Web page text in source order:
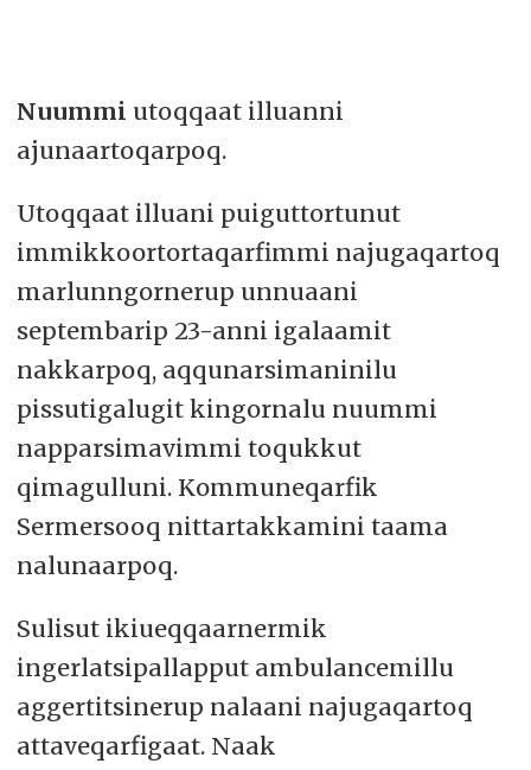
Nuummi utoqqaat illuanni
ajunaartoqarpoq.
Utoqqaat illuani puiguttortunut
immikkoortortaqarfimmi najugaqartoq
marlunngornerup unnuaani
septembarip 23-anni igalaamit
nakkarpoq, aqqunarsimaninilu
pissutigalugit kingornalu nuummi
napparsimavimmi toqukkut
qimagulluni. Kommuneqarfik
Sermersooq nittartakkamini taama
nalunaarpoq.
Sulisut ikiueqqaarnermik
ingerlatsipallapput ambulancemillu
aggertitsinerup nalaani najugaqartoq
attaveqarfigaat. Naak